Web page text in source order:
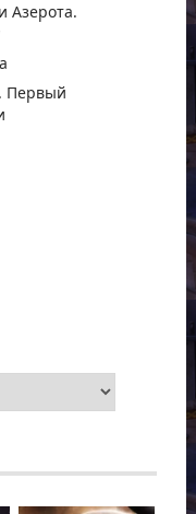
Азерота.
Первый